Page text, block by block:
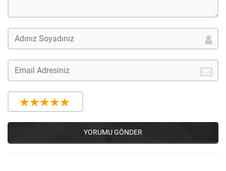
YORUMU GÖNDER